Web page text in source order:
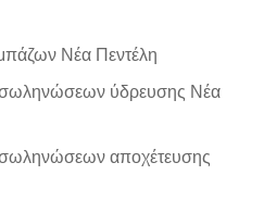
Νέα Πεντέλη
ύδρευσης Νέα
αποχέτευσης